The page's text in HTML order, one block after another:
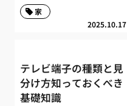
2025.10.17
家
テレビ端子の種類と見
分け方知っておくべき
基礎知識